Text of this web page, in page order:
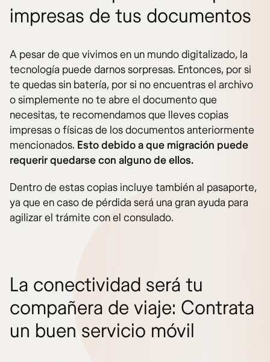
impresas de tus documentos
A pesar de que vivimos en un mundo digitalizado, la
tecnología puede darnos sorpresas. Entonces, por si
te quedas sin batería, por si no encuentras el archivo
o simplemente no te abre el documento que
necesitas, te recomendamos que lleves copias
impresas o físicas de los documentos anteriormente
mencionados. Esto debido a que migración puede
requerir quedarse con alguno de ellos.
Dentro de estas copias incluye también al pasaporte,
ya que en caso de pérdida será una gran ayuda para
agilizar el trámite con el consulado.
La conectividad será tu
compañera de viaje: Contrata
un buen servicio móvil